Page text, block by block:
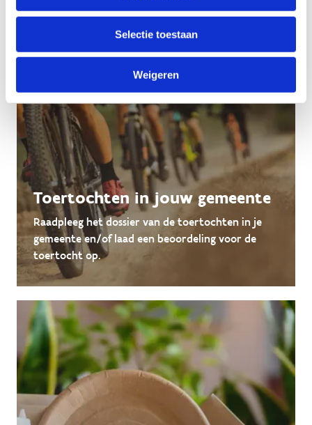
Selectie toestaan
Weigeren
Toertochten in jouw gemeente
Raadpleeg het dossier van de toertochten in je
gemeente en/of laad een beoordeling voor de
toertocht op.